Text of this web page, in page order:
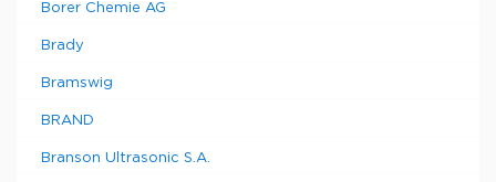
Borer Chemie AG
Brady
Bramswig
BRAND
Branson Ultrasonic S.A.